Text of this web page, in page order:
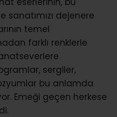
dejenere
temel
farklı renklerle
sergiler,
bu anlamda
Emeği geçen herkese